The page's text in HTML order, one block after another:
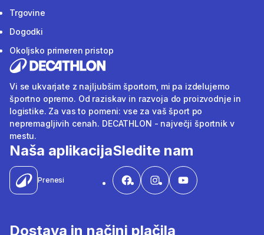
Trgovine
Dogodki
Okoljsko primeren pristop
Vi se ukvarjate z najljubšim športom, mi pa izdelujemo
športno opremo. Od raziskav in razvoja do proizvodnje in
logistike. Za vas to pomeni: vse za vaš šport po
nepremagljivih cenah. DECATHLON - največji športnik v
mestu.
Naša aplikacija
Prenesi
Sledite nam
Dostava in načini plačila